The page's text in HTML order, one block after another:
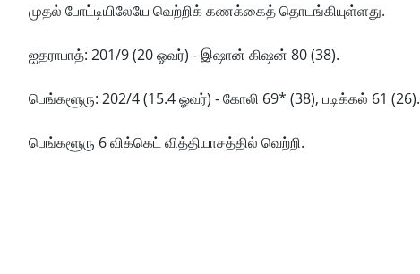
முதல் போட்டியிலேயே வெற்றிக் கணக்கைத் தொடங்கியுள்ளது.
ஐதராபாத்: 201/9 (20 ஓவர்) - இஷான் கிஷன் 80 (38).
பெங்களூரு: 202/4 (15.4 ஓவர்) - கோலி 69* (38), படிக்கல் 61 (26).
பெங்களூரு 6 விக்கெட் வித்தியாசத்தில் வெற்றி.